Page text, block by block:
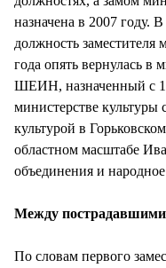
назначена в 2007 году.
должность заместителя
года опять вернулась в
ШЕИН, назначенный с
министерстве культуры
культурой в
областном масштабе
объединения и народное
Между пострадавшими
По словам первого